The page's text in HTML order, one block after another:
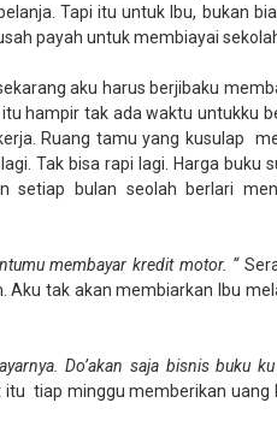
Tapi itu untuk Ibu, bukan
payah untuk membiayai
aku harus berjibaku
hampir tak ada waktu untukku
Ruang tamu yang kusulap
Tak bisa rapi lagi. Harga buku
setiap bulan seolah berlari
membayar kredit motor. “
Aku tak akan membiarkan Ibu
Do’akan saja bisnis buku
itu tiap minggu memberikan uang